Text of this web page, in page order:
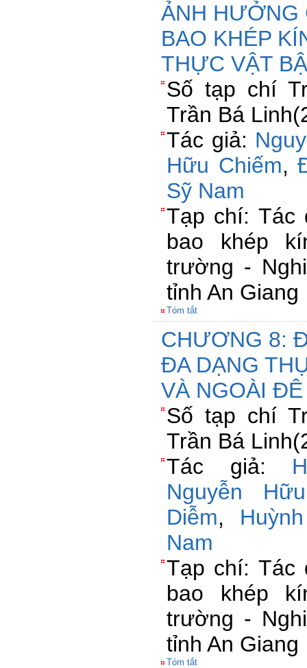
ẢNH HƯỞNG
BAO KHÉP
THỰC VẬT
Số tạp chí
Trần Bá
Tác giả:
Hữu Chiếm,
Sỹ Nam
Tạp chí: Tác
bao khép
trường -
tỉnh An Giang
Tóm tắt
CHƯƠNG 8:
ĐA DẠNG
VÀ NGOÀI
Số tạp chí
Trần Bá
Tác giả:
Nguyễn
Diễm,
Nam
Tạp chí: Tác
bao khép
trường -
tỉnh An Giang
Tóm tắt